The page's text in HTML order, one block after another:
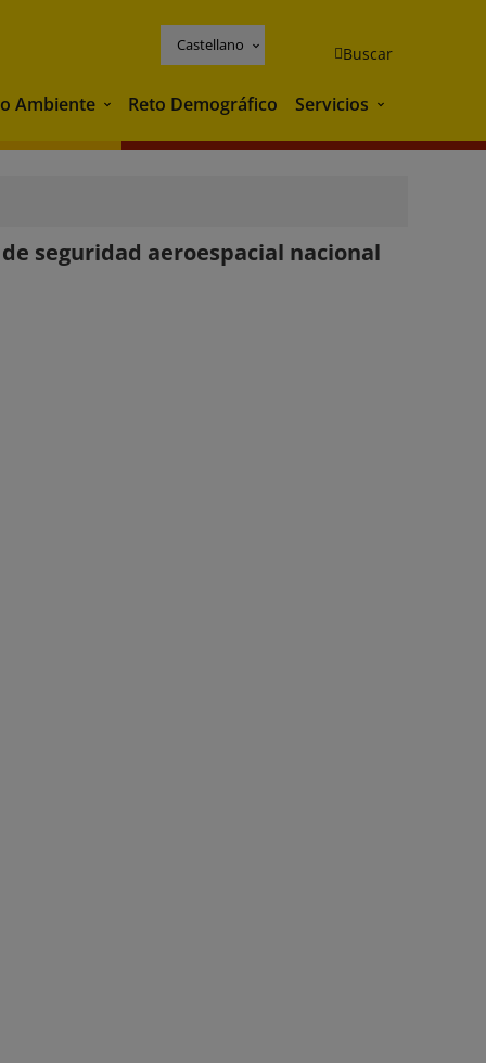
Castellano Buscar
Ambiente Medio Ambiente
Reto Demográfico Servicios Servicios
seguridad aeroespacial nacional